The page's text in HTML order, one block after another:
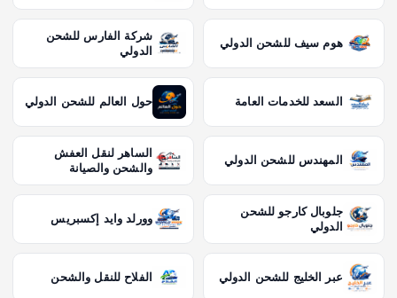
هوم سيف للشحن الدولي
شركة الفارس للشحن
الدولي
السعد للخدمات العامة حول العالم للشحن الدولي
المهندس للشحن الدولي
الساهر لنقل العفش
والشحن والصيانة
جلوبال كارجو للشحن
الدولي
وورلد وايد إكسبريس
عبر الخليج للشحن الدولي الفلاح للنقل والشحن